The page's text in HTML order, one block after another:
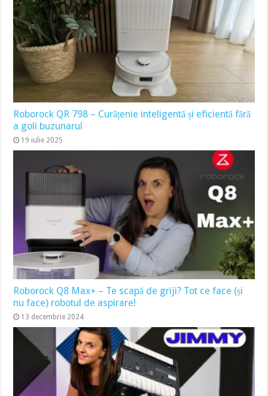
Roborock QR 798 – Curățenie inteligentă și eficientă fără
a goli buzunarul
19 iulie 2025
Roborock Q8 Max+ – Te scapă de griji? Tot ce face (și
nu face) robotul de aspirare!
13 decembrie 2024